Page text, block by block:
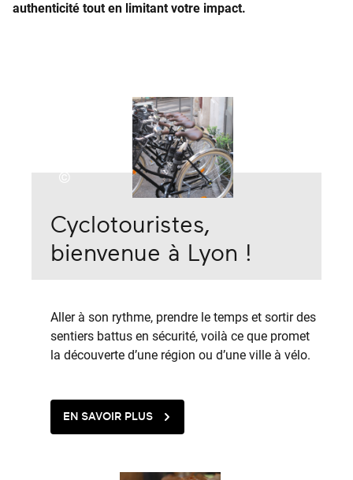
authenticité tout en limitant votre impact.
Cyclotouristes,
bienvenue à Lyon !
Aller à son rythme, prendre le temps et sortir des
sentiers battus en sécurité, voilà ce que promet
la découverte d’une région ou d’une ville à vélo.
EN SAVOIR PLUS